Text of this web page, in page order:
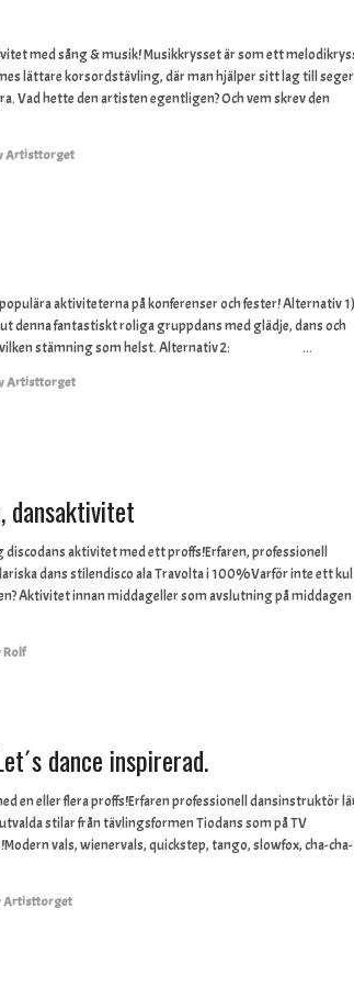
med sång & musik! Musikkrysset är som ett
lättare korsordstävling, där man hjälper sitt lag till seger
Vad hette den artisten egentligen? Och vem skrev den
Artisttorget
populära aktiviteterna på konferenser och fester! Alternativ
denna fantastiskt roliga gruppdans med glädje, dans och
vilken stämning som helst. Alternativ 2: ...
Artisttorget
dansaktivitet
discodans aktivitet med ett proffs!Erfaren, professionell
dans stilendisco ala Travolta i 100%Varför inte ett kul
Aktivitet innan middageller som avslutning på middagen
Rolf
dance inspirerad.
en eller flera proffs!Erfaren professionell dansinstruktör
stilar från tävlingsformen Tiodans som på TV
vals, wienervals, quickstep, tango, slowfox, cha-cha-
Artisttorget